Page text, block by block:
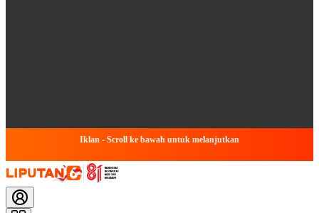
Iklan - Scroll ke bawah untuk melanjutkan